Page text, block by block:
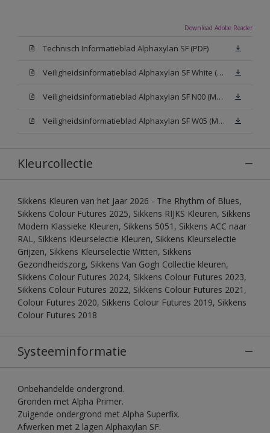
Download Adobe Reader
Technisch Informatieblad Alphaxylan SF (PDF)
Veiligheidsinformatieblad Alphaxylan SF White (MSDS)
Veiligheidsinformatieblad Alphaxylan SF N00 (MSDS)
Veiligheidsinformatieblad Alphaxylan SF W05 (MSDS)
Kleurcollectie
Sikkens Kleuren van het Jaar 2026 - The Rhythm of Blues,
Sikkens Colour Futures 2025, Sikkens RIJKS Kleuren, Sikkens
Modern Klassieke Kleuren, Sikkens 5051, Sikkens ACC naar
RAL, Sikkens Kleurselectie Kleuren, Sikkens Kleurselectie
Grijzen, Sikkens Kleurselectie Witten, Sikkens
Gezondheidszorg, Sikkens Van Gogh Collectie kleuren,
Sikkens Colour Futures 2024, Sikkens Colour Futures 2023,
Sikkens Colour Futures 2022, Sikkens Colour Futures 2021,
Colour Futures 2020, Sikkens Colour Futures 2019, Sikkens
Colour Futures 2018
Systeeminformatie
Onbehandelde ondergrond.
Gronden met Alpha Primer.
Zuigende ondergrond met Alpha Superfix.
Afwerken met 2 lagen Alphaxylan SF.